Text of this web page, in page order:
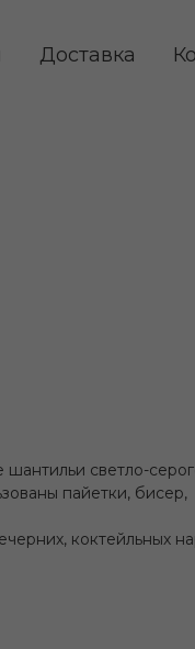
Доставка
светло-
пайетки, бисер,
коктейльных